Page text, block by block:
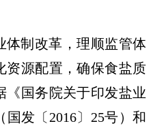
体制改革，理顺监管体
资源配置，确保食盐质
《国务院关于印发盐业
发〔2016〕25号）和